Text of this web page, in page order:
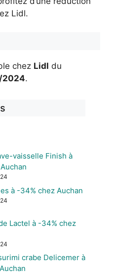
Lidl.
chez Lidl du
2024.
vaisselle Finish à
à -34% chez Auchan
Lactel à -34% chez
crabe Delicemer à